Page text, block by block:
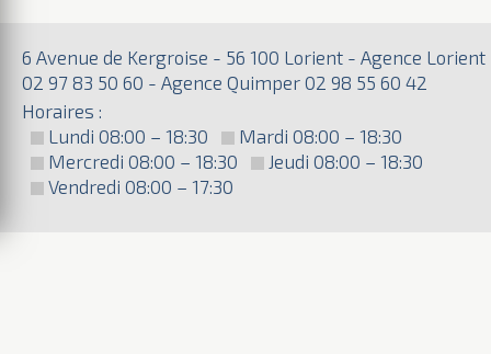
6 Avenue de Kergroise - 56 100 Lorient - Agence Lorient
02 97 83 50 60 - Agence Quimper 02 98 55 60 42
Horaires :
Lundi 08:00 – 18:30
Mardi 08:00 – 18:30
Mercredi 08:00 – 18:30
Jeudi 08:00 – 18:30
Vendredi 08:00 – 17:30